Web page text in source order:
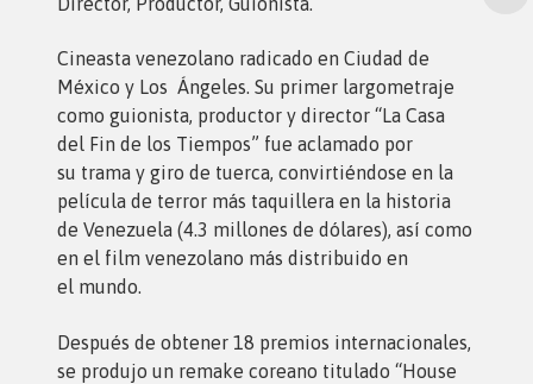
Cineasta venezolano radicado en Ciudad de
México y Los Ángeles. Su primer largometraje
como guionista, productor y director “La Casa
del Fin de los Tiempos” fue aclamado por
su trama y giro de tuerca, convirtiéndose en la
película de terror más taquillera en la historia
de Venezuela (4.3 millones de dólares), así como
en el film venezolano más distribuido en
el mundo.
Después de obtener 18 premios internacionales,
se produjo un remake coreano titulado “House